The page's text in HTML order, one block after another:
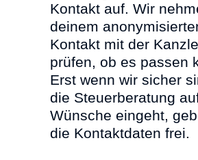
Kontakt auf. Wir
deinem
Kontakt mit der
prüfen, ob es passen
Erst wenn wir sicher
die Steuerberatung
Wünsche eingeht,
die Kontaktdaten frei.